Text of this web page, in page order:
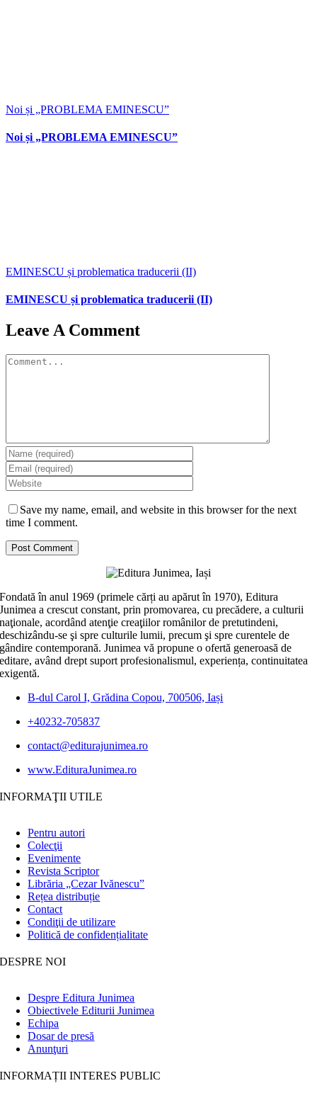
Noi și „PROBLEMA EMINESCU”
Noi și „PROBLEMA EMINESCU”
EMINESCU și problematica traducerii (II)
EMINESCU și problematica traducerii (II)
Leave A Comment
Comment
Save my name, email, and website in this browser for the next
time I comment.
Fondată în anul 1969 (primele cărți au apărut în 1970), Editura
Junimea a crescut constant, prin promovarea, cu precădere, a culturii
naţionale, acordând atenţie creaţiilor românilor de pretutindeni,
deschizându-se şi spre culturile lumii, precum şi spre curentele de
gândire contemporană. Junimea vă propune o ofertă generoasă de
editare, având drept suport profesionalismul, experiența, continuitatea
exigentă.
B-dul Carol I, Grădina Copou, 700506, Iași
+40232-705837
contact@editurajunimea.ro
www.EdituraJunimea.ro
INFORMAŢII UTILE
Pentru autori
Colecţii
Evenimente
Revista Scriptor
Librăria „Cezar Ivănescu”
Rețea distribuție
Contact
Condiţii de utilizare
Politică de confidențialitate
DESPRE NOI
Despre Editura Junimea
Obiectivele Editurii Junimea
Echipa
Dosar de presă
Anunţuri
INFORMAȚII INTERES PUBLIC